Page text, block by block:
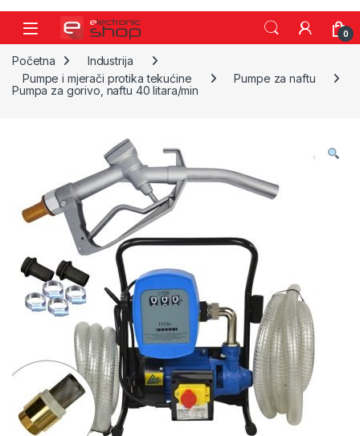
Skip to navigation
Skip to content
0
Početna
Industrija
Pumpe i mjerači protika tekućine
Pumpe za naftu
Pumpa za gorivo, naftu 40 litara/min